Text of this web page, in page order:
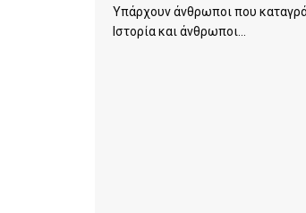
Υπάρχουν άνθρωποι που
Ιστορία και άνθρωποι...